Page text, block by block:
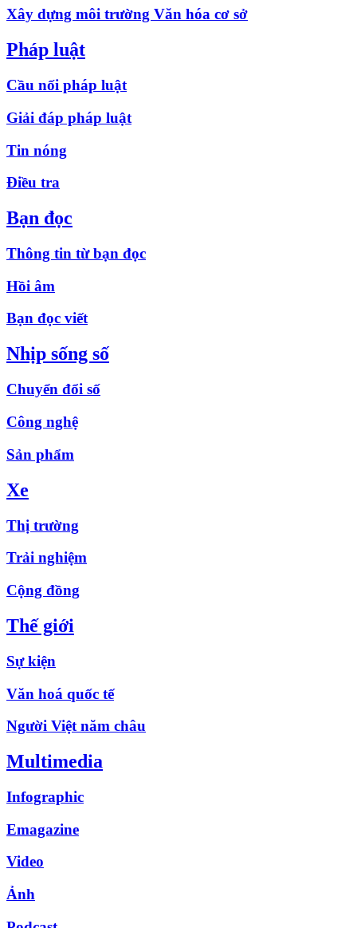
Xây dựng môi trường Văn hóa cơ sở
Pháp luật
Cầu nối pháp luật
Giải đáp pháp luật
Tin nóng
Điều tra
Bạn đọc
Thông tin từ bạn đọc
Hồi âm
Bạn đọc viết
Nhịp sống số
Chuyển đổi số
Công nghệ
Sản phẩm
Xe
Thị trường
Trải nghiệm
Cộng đồng
Thế giới
Sự kiện
Văn hoá quốc tế
Người Việt năm châu
Multimedia
Infographic
Emagazine
Video
Ảnh